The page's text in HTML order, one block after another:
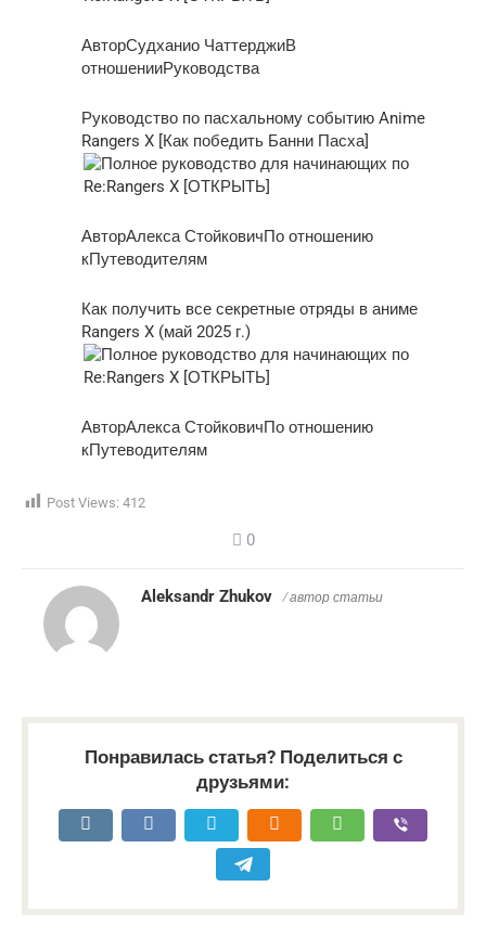
АвторСудханио ЧаттерджиВ
отношенииРуководства
Руководство по пасхальному событию Anime
Rangers X [Как победить Банни Пасха]
АвторАлекса СтойковичПо отношению
кПутеводителям
Как получить все секретные отряды в аниме
Rangers X (май 2025 г.)
АвторАлекса СтойковичПо отношению
кПутеводителям
Post Views: 412
0
Aleksandr Zhukov / автор статьи
Понравилась статья? Поделиться с
друзьями: